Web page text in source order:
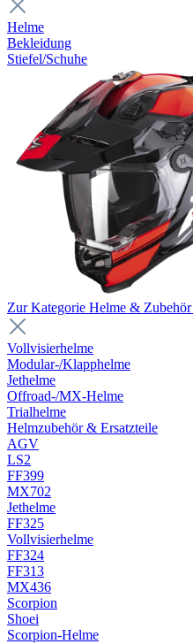
Helme
Bekleidung
Stiefel/Schuhe
Zur Kategorie Helme & Zubehör
Vollvisierhelme
Modular-/Klapphelme
Jethelme
Offroad-/MX-Helme
Trialhelme
Helmzubehör & Ersatzteile
AGV
LS2
FF399
MX702
Jethelme
FF325
Vollvisierhelme
FF324
FF313
MX436
Scorpion
Shoei
Scorpion-Helme